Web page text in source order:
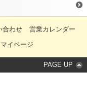
合わせ
営業カレンダー
マイページ
PAGE UP